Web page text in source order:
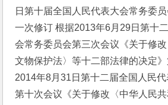
日第十届全国人民代表大会常务委
一次修订 根据2013年6月29日第十
会常务委员会第三次会议《关于修
文物保护法〉等十二部法律的决定
2014年8月31日第十二届全国人民
第十次会议《关于修改〈中华人民